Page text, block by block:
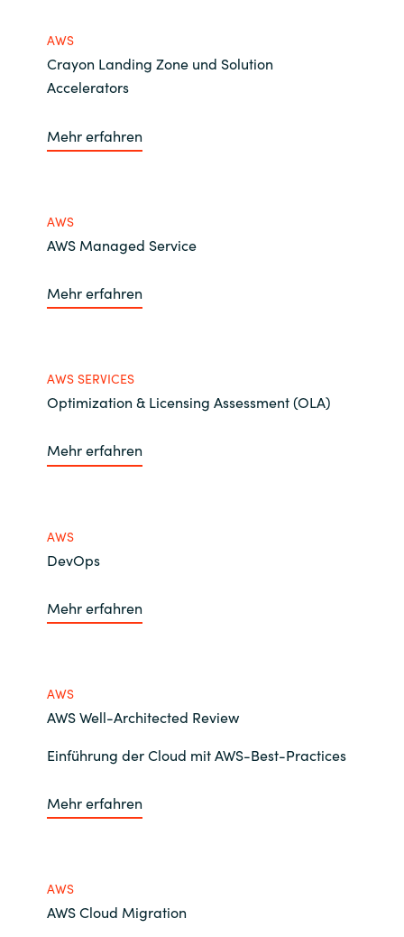
AWS
Crayon Landing Zone und Solution
Accelerators
Mehr erfahren
AWS
AWS Managed Service
Mehr erfahren
AWS SERVICES
Optimization & Licensing Assessment (OLA)
Mehr erfahren
AWS
DevOps
Mehr erfahren
AWS
AWS Well-Architected Review
Einführung der Cloud mit AWS-Best-Practices
Mehr erfahren
AWS
AWS Cloud Migration